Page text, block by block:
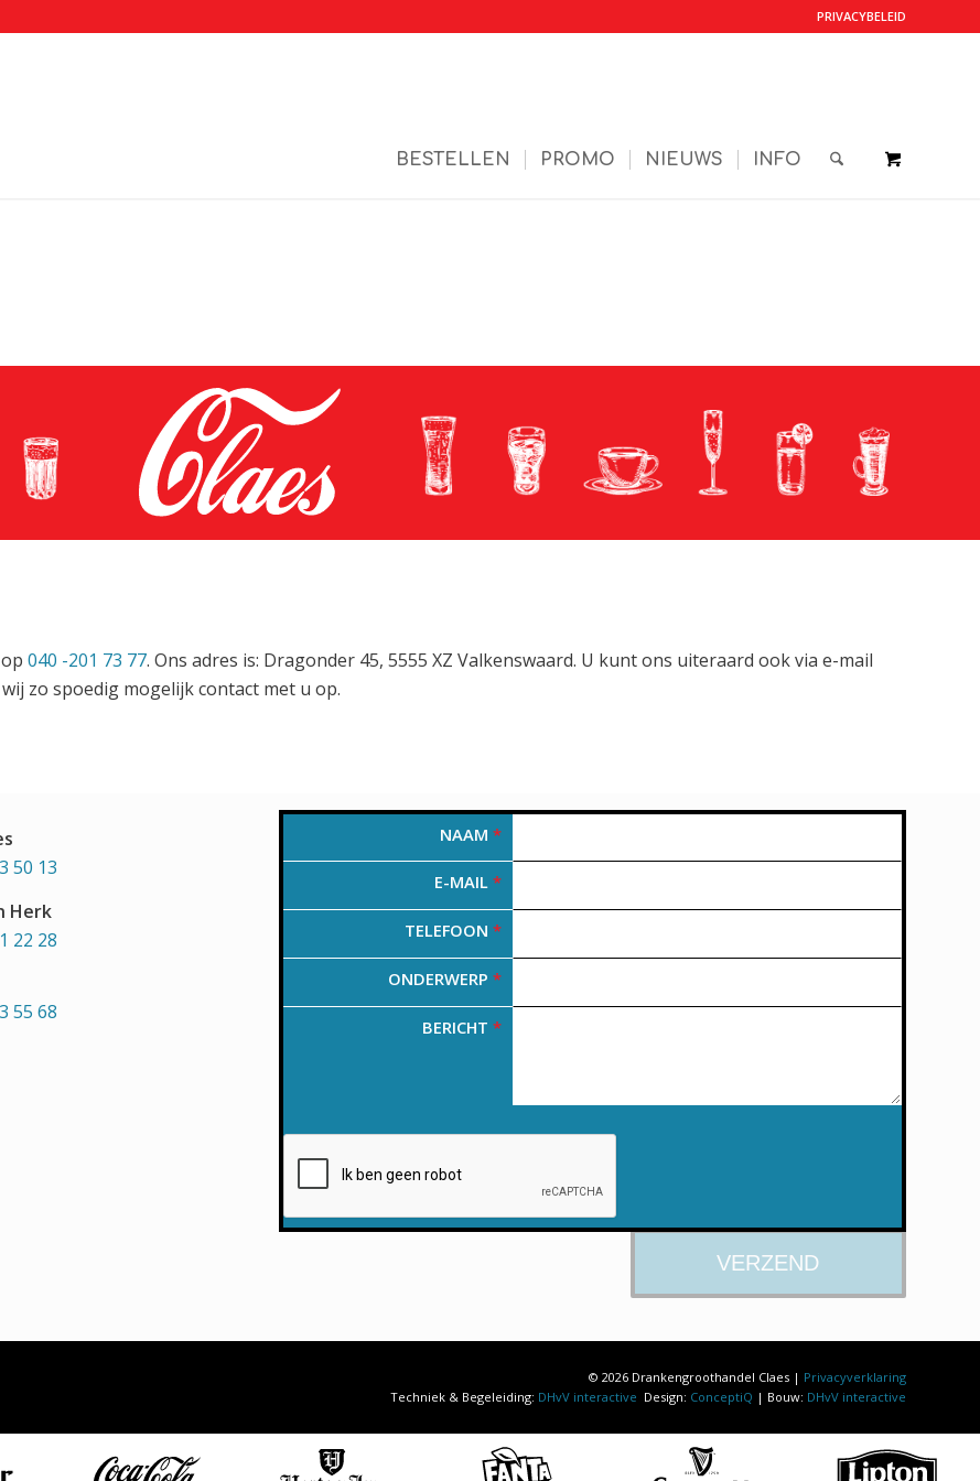
PRIVACYBELEID
BESTELLEN PROMO NIEUWS INFO
040 -201 73 77. Ons adres is: Dragonder 45, 5555 XZ Valkenswaard. U kunt ons uiteraard ook via e-mail
zo spoedig mogelijk contact met u op.
50 13
Herk
22 28
55 68
NAAM *
E-MAIL *
TELEFOON *
ONDERWERP *
BERICHT *
© 2026 Drankengroothandel Claes | Privacyverklaring
Techniek & Begeleiding: DHvV interactive Design: ConceptiQ | Bouw: DHvV interactive